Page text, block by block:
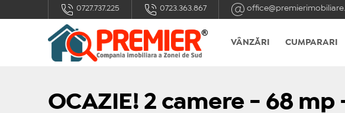
0727.737.225 0723.363.867
VÂNZĂRI CUMPARARI
OCAZIE! 2 camere - 68